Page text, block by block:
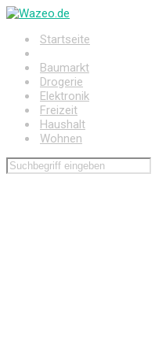
Zum
springenStartseite
Baumarkt
Drogerie
Elektronik
Freizeit
Haushalt
Wohnen